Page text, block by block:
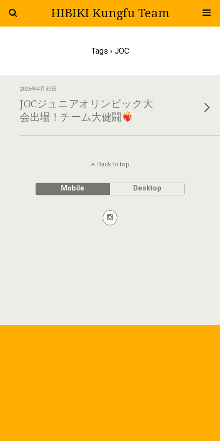
HIBIKI Kungfu Team
Tags › JOC
2025年4月30日
JOCジュニアオリンピック大
会出場！チーム大健闘
Back to top
Mobile Desktop